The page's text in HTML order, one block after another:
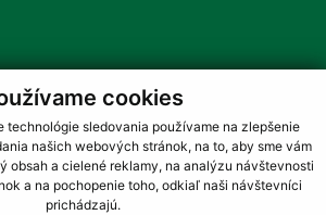
cookies
technológie sledovania používame na zlepšenie
našich webových stránok, na to, aby sme vám
obsah a cielené reklamy, na analýzu návštevnosti
a na pochopenie toho, odkiaľ naši návštevníci
prichádzajú.